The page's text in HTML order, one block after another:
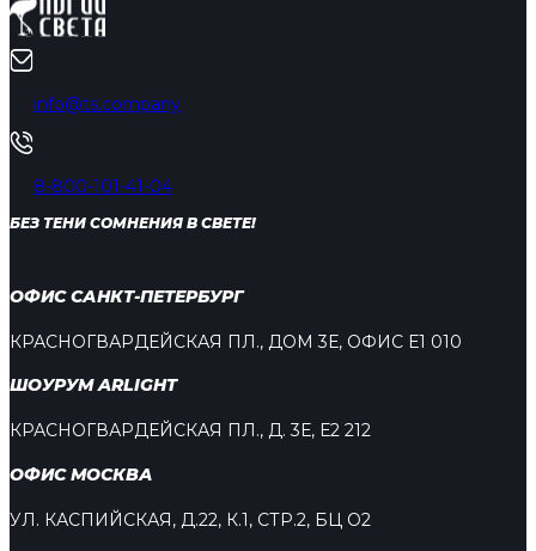
info@ts.company
8-800-101-41-04
БЕЗ ТЕНИ СОМНЕНИЯ В СВЕТЕ!
ОФИС САНКТ-ПЕТЕРБУРГ
КРАСНОГВАРДЕЙСКАЯ ПЛ., ДОМ 3Е, ОФИС Е1 010
ШОУРУМ ARLIGHT
КРАСНОГВАРДЕЙСКАЯ ПЛ., Д. 3Е, Е2 212
ОФИС МОСКВА
УЛ. КАСПИЙСКАЯ, Д.22, К.1, СТР.2, БЦ О2